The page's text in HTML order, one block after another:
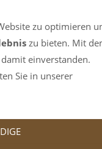
zu optimieren
zu bieten. Mit
einverstanden.
Sie in unserer